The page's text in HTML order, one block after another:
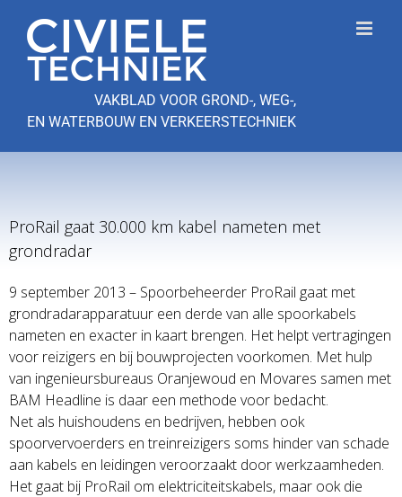
naar
inhoud
VAKBLAD VOOR GROND-, WEG-,
EN WATERBOUW EN VERKEERSTECHNIEK
ProRail gaat 30.000 km kabel nameten met
grondradar
9 september 2013 – Spoorbeheerder ProRail gaat met
grondradarapparatuur een derde van alle spoorkabels
nameten en exacter in kaart brengen. Het helpt vertragingen
voor reizigers en bij bouwprojecten voorkomen. Met hulp
van ingenieursbureaus Oranjewoud en Movares samen met
BAM Headline is daar een methode voor bedacht.
Net als huishoudens en bedrijven, hebben ook
spoorvervoerders en treinreizigers soms hinder van schade
aan kabels en leidingen veroorzaakt door werkzaamheden.
Het gaat bij ProRail om elektriciteitskabels, maar ook die